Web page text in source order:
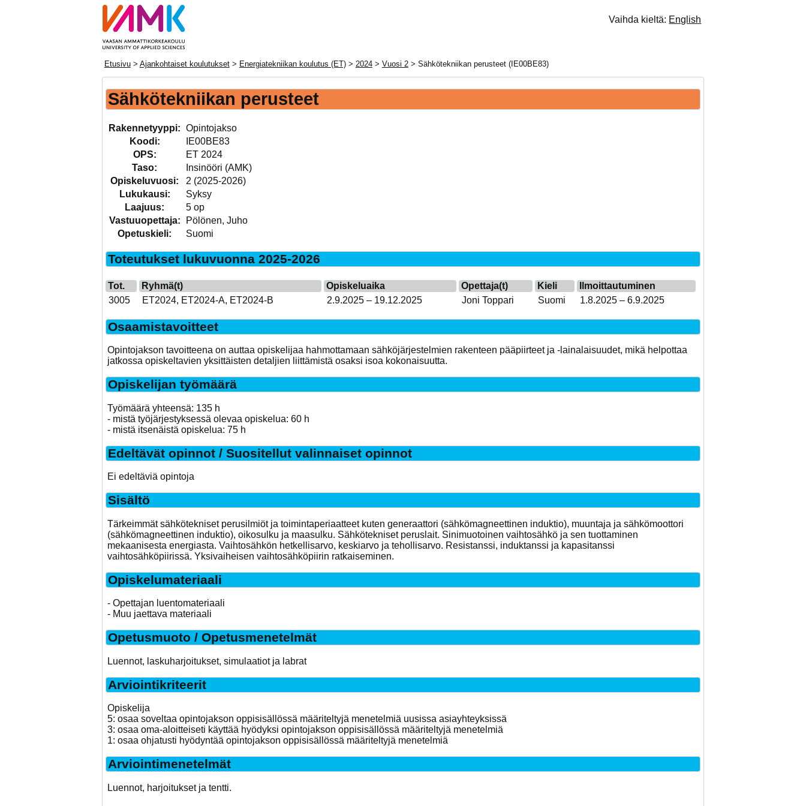
Vaihda kieltä: English
Etusivu> Ajankohtaiset koulutukset> Energiatekniikan koulutus (ET)> 2024> Vuosi 2> Sähkötekniikan perusteet (IE00BE83)
Sähkötekniikan perusteet
Rakennetyyppi: Opintojakso
Koodi:
IE00BE83
OPS:
ET 2024
Taso:
Insinööri (AMK)
Opiskeluvuosi:
2 (2025-2026)
Lukukausi:
Syksy
Laajuus:
5 op
Vastuuopettaja:
Pölönen, Juho
Opetuskieli:
Suomi
Toteutukset lukuvuonna 2025-2026
Tot. Ryhmä(t) Opiskeluaika Opettaja(t) Kieli
Ilmoittautuminen
3005
ET2024, ET2024-A, ET2024-B 2.9.2025 – 19.12.2025 Joni Toppari Suomi 1.8.2025 – 6.9.2025
Osaamistavoitteet
Opintojakson tavoitteena on auttaa opiskelijaa hahmottamaan sähköjärjestelmien rakenteen pääpiirteet ja -lainalaisuudet, mikä helpottaa
jatkossa opiskeltavien yksittäisten detaljien liittämistä osaksi isoa kokonaisuutta.
Opiskelijan työmäärä
Työmäärä yhteensä: 135 h
- mistä työjärjestyksessä olevaa opiskelua: 60 h
- mistä itsenäistä opiskelua: 75 h
Edeltävät opinnot / Suositellut valinnaiset opinnot
Ei edeltäviä opintoja
Sisältö
Tärkeimmät sähkötekniset perusilmiöt ja toimintaperiaatteet kuten generaattori (sähkömagneettinen induktio), muuntaja ja sähkömoottori
(sähkömagneettinen induktio), oikosulku ja maasulku. Sähkötekniset peruslait. Sinimuotoinen vaihtosähkö ja sen tuottaminen
mekaanisesta energiasta. Vaihtosähkön hetkellisarvo, keskiarvo ja tehollisarvo. Resistanssi, induktanssi ja kapasitanssi
vaihtosähköpiirissä. Yksivaiheisen vaihtosähköpiirin ratkaiseminen.
Opiskelumateriaali
- Opettajan luentomateriaali
- Muu jaettava materiaali
Opetusmuoto / Opetusmenetelmät
Luennot, laskuharjoitukset, simulaatiot ja labrat
Arviointikriteerit
Opiskelija
5: osaa soveltaa opintojakson oppisisällössä määriteltyjä menetelmiä uusissa asiayhteyksissä
3: osaa oma-aloitteiseti käyttää hyödyksi opintojakson oppisisällössä määriteltyjä menetelmiä
1: osaa ohjatusti hyödyntää opintojakson oppisisällössä määriteltyjä menetelmiä
Arviointimenetelmät
Luennot, harjoitukset ja tentti.